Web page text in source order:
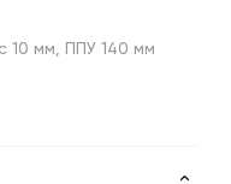
10 мм, ППУ 140 мм